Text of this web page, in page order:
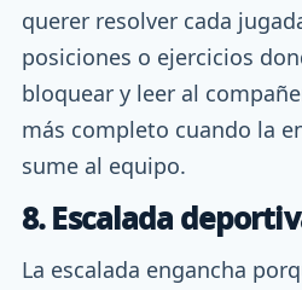
querer resolver cada
posiciones o ejercicios
bloquear y leer al
más completo cuando la
sume al equipo.
8. Escalada
La escalada engancha